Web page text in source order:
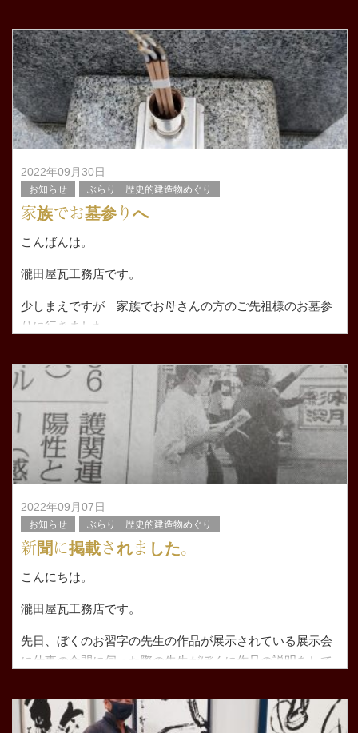
先日、無事に京都市北区のお寺さんの屋根修理と雨樋修理
つ。。。 一気に沢山の現場が重なったり京都市
2022年09月30日
お知らせ ぶらり 歴史的建造物めぐり
家族でお墓参りへ
こんばんは。
瀧田屋瓦工務店です。
少しまえですが 家族でお母さんの方のご先祖様のお墓参
りに行きました。
でした。 家族でこんなん初めてやなぁと言
2022年09月07日
お知らせ ぶらり 歴史的建造物めぐり
新聞に掲載されました。
こんにちは。
瀧田屋瓦工務店です。
先日、ぼくのお習字の先生の作品が展示されている展示会
に仕事の合間に伺った際の先生がぼくに作品の説明をして
た。